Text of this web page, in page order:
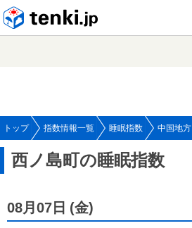
トップ 指数情報一覧 睡眠指数 中国地方
西ノ島町の睡眠指数
08月07日 (金)